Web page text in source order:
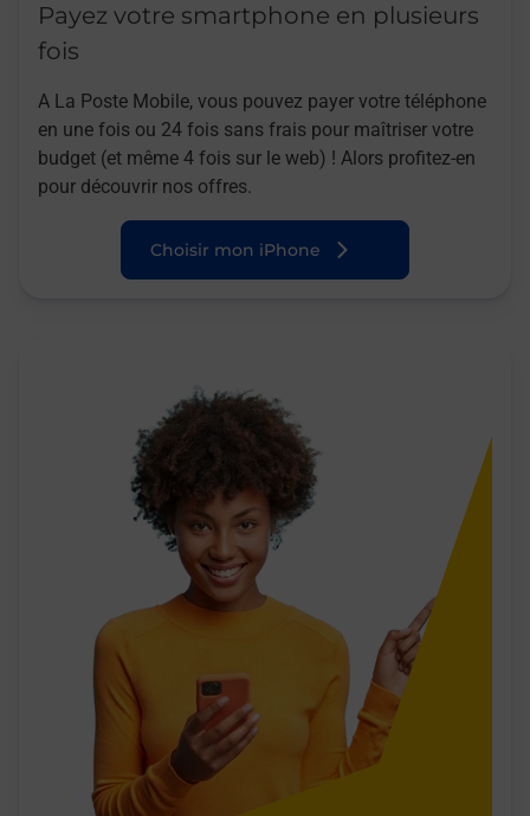
Payez votre smartphone en plusieurs
fois
A La Poste Mobile, vous pouvez payer votre téléphone
en une fois ou 24 fois sans frais pour maîtriser votre
budget (et même 4 fois sur le web) ! Alors profitez-en
pour découvrir nos offres.
Choisir mon iPhone